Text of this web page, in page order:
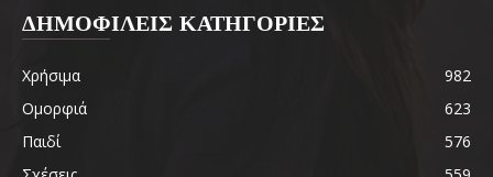
ΔΗΜΟΦΙΛΕΙΣ ΚΑΤΗΓΟΡΙΕΣ
Χρήσιμα
982
Ομορφιά
623
Παιδί
576